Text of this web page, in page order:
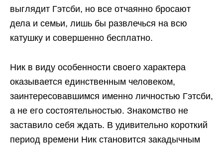
выглядит Гэтсби, но все отчаянно бросают
дела и семьи, лишь бы развлечься на всю
катушку и совершенно бесплатно.
Ник в виду особенности своего характера
оказывается единственным человеком,
заинтересовавшимся именно личностью Гэтсби,
а не его состоятельностью. Знакомство не
заставило себя ждать. В удивительно короткий
период времени Ник становится закадычным